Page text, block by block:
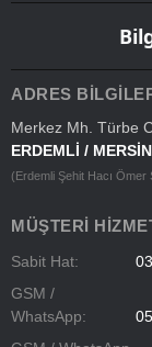
ADRES
Merkez Mh. Türbe
ERDEMLİ / MERSİN
(Erdemli Şehit Hacı Ömer
MÜŞTERI
Sabit Hat:
GSM /
WhatsApp: